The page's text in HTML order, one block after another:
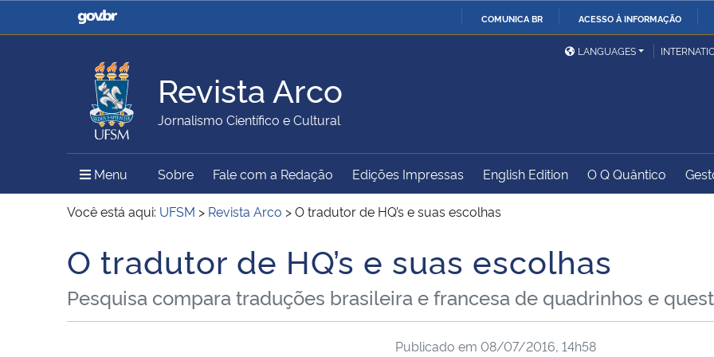
COMUNICA BR ACESSO À INFORMAÇÃO
Casa Civil
Ministério da Justiça e
Ministério da Defesa
Ministério das Relações
Exteriores
Ministério da Agricultura,
Pecuária e Abastecimento
Ministério da Educação
Ministério do Meio Ambiente Ministério do Turismo
Ministério do
Desenvolvimento Regional
Controladoria-Geral da
Secretaria de Governo
Gabinete de Segurança
Institucional
Advocacia-Geral da União Banco Central do Brasil
LANGUAGES
Revista Arco
Jornalismo Científico e Cultural
Menu Menu Principal do Sítio
Sobre Fale com a Redação Edições Impressas English Edition O Q Quântico
Você está aqui: UFSM > Revista Arco >O tradutor de HQ’s e suas escolhas
Início do conteúdo
O tradutor de HQ’s e suas escolhas
Pesquisa compara traduções brasileira e francesa de quadrinhos e
Publicado em 08/07/2016, 14h58